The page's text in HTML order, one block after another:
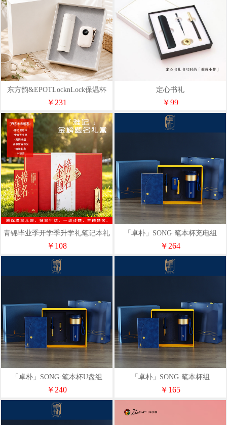
东方韵&EPOTLocknLock保温杯
+快充移动电源两件套
￥231
定心书礼
￥99
青锦毕业季开学季升学礼笔记本礼
盒黄铜书签签字笔文创送礼佳品
￥108
「卓朴」SONG·笔本杯充电组
￥264
「卓朴」SONG·笔本杯U盘组
￥240
「卓朴」SONG·笔本杯组
￥165